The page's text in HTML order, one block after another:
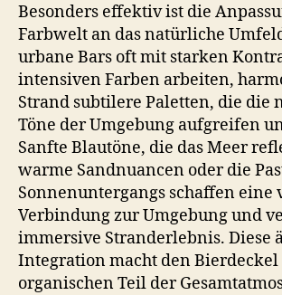
Besonders effektiv ist die
Farbwelt an das natürliche
urbane Bars oft mit starken
intensiven Farben arbeiten,
Strand subtilere Paletten, die die
Töne der Umgebung aufgreifen
Sanfte Blautöne, die das Meer
warme Sandnuancen oder die
Sonnenuntergangs schaffen eine
Verbindung zur Umgebung und
immersive Stranderlebnis. Diese
Integration macht den Bierdeckel
organischen Teil der